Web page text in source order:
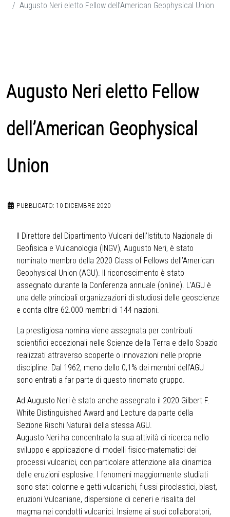
Augusto Neri eletto Fellow dell’American Geophysical Union
Augusto Neri eletto Fellow
dell’American Geophysical
Union
PUBBLICATO: 10 DICEMBRE 2020
Il Direttore del Dipartimento Vulcani dell’Istituto Nazionale di
Geofisica e Vulcanologia (INGV), Augusto Neri, è stato
nominato membro della 2020 Class of Fellows dell’American
Geophysical Union (AGU). Il riconoscimento è stato
assegnato durante la Conferenza annuale (online). L'AGU è
una delle principali organizzazioni di studiosi delle geoscienze
e conta oltre 62.000 membri di 144 nazioni.
La prestigiosa nomina viene assegnata per contributi
scientifici eccezionali nelle Scienze della Terra e dello Spazio
realizzati attraverso scoperte o innovazioni nelle proprie
discipline. Dal 1962, meno dello 0,1% dei membri dell’AGU
sono entrati a far parte di questo rinomato gruppo.
Ad Augusto Neri è stato anche assegnato il 2020 Gilbert F.
White Distinguished Award and Lecture da parte della
Sezione Rischi Naturali della stessa AGU.
Augusto Neri ha concentrato la sua attività di ricerca nello
sviluppo e applicazione di modelli fisico-matematici dei
processi vulcanici, con particolare attenzione alla dinamica
delle eruzioni esplosive. I fenomeni maggiormente studiati
sono stati colonne e getti vulcanichi, flussi piroclastici, blast,
eruzioni Vulcaniane, dispersione di ceneri e risalita del
magma nei condotti vulcanici. Insieme ai suoi collaboratori,